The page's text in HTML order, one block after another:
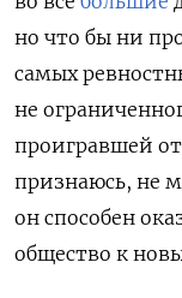
но что бы ни
самых
не
проигравшей
признаюсь, не
он способен
общество к